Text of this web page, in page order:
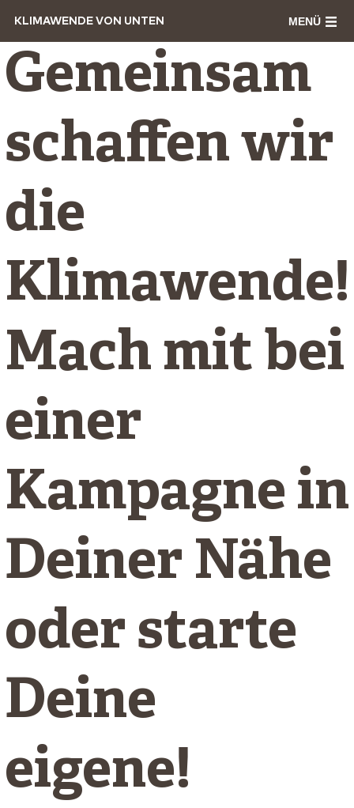
KLIMAWENDE VON UNTEN MENÜ
Gemeinsam
schaffen wir
die
Klimawende!
Mach mit bei
einer
Kampagne in
Deiner Nähe
oder starte
Deine
eigene!